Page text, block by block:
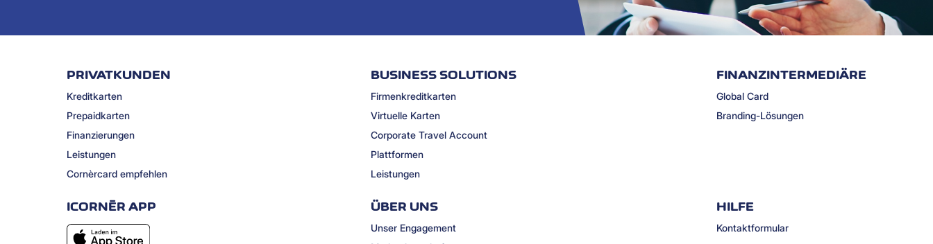
PRIVATKUNDEN
Kreditkarten
Prepaidkarten
Finanzierungen
Leistungen
Cornèrcard empfehlen
BUSINESS SOLUTIONS
Firmenkreditkarten
Virtuelle Karten
Corporate Travel Account
Plattformen
Leistungen
FINANZINTERMEDIÄRE
Global Card
Branding-Lösungen
ICORNÈR APP ÜBER UNS
Unser Engagement
HILFE
Kontaktformular